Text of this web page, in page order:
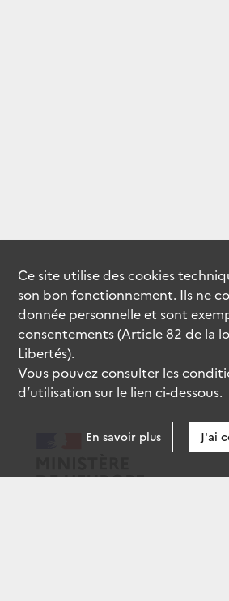
Ce site utilise descookies
son bon fonctionnement. Ils ne
donnée personnelle et sont
consentements (Article 82 de la
Libertés).
Vous pouvez consulter les
d’utilisation sur le lien ci-dessous.
En savoir plus J'ai